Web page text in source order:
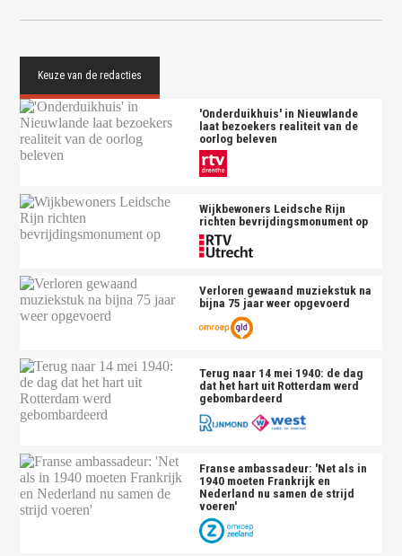
'Onderduikhuis' in Nieuwlande
laat bezoekers realiteit van de
oorlog beleven
Wijkbewoners Leidsche Rijn
richten bevrijdingsmonument op
Verloren gewaand muziekstuk na
bijna 75 jaar weer opgevoerd
Terug naar 14 mei 1940: de dag
dat het hart uit Rotterdam werd
gebombardeerd
Franse ambassadeur: 'Net als in
1940 moeten Frankrijk en
Nederland nu samen de strijd
voeren'